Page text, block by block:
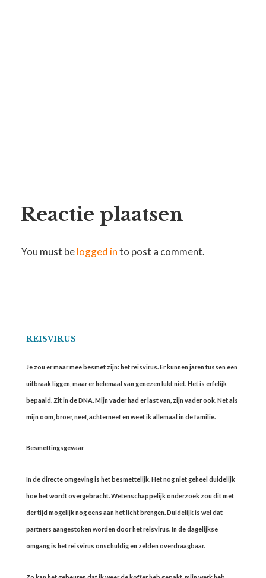
Reactie plaatsen
You must belogged into post a comment.
REISVIRUS
Je zou er maar mee besmet zijn: het reisvirus. Er kunnen jaren tussen een
uitbraak liggen, maar er helemaal van genezen lukt niet. Het is erfelijk
bepaald. Zit in de DNA. Mijn vader had er last van, zijn vader ook. Net als
mijn oom, broer, neef, achterneef en weet ik allemaal in de familie.
Besmettingsgevaar
In de directe omgeving is het besmettelijk. Het nog niet geheel duidelijk
hoe het wordt overgebracht. Wetenschappelijk onderzoek zou dit met
der tijd mogelijk nog eens aan het licht brengen. Duidelijk is wel dat
partners aangestoken worden door het reisvirus. In de dagelijkse
omgang is het reisvirus onschuldig en zelden overdraagbaar.